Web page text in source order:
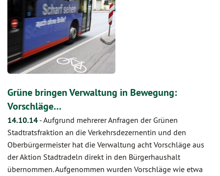
Grüne bringen Verwaltung in Bewegung:
Vorschläge…
14.10.14 -Aufgrund mehrerer Anfragen der Grünen
Stadtratsfraktion an die Verkehrsdezernentin und den
Oberbürgermeister hat die Verwaltung acht Vorschläge aus
der Aktion Stadtradeln direkt in den Bürgerhaushalt
übernommen. Aufgenommen wurden Vorschläge wie etwa